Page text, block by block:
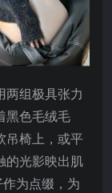
组极具张力
黑色毛绒毛
吊椅上，或平
的光影映出肌
为点缀，为